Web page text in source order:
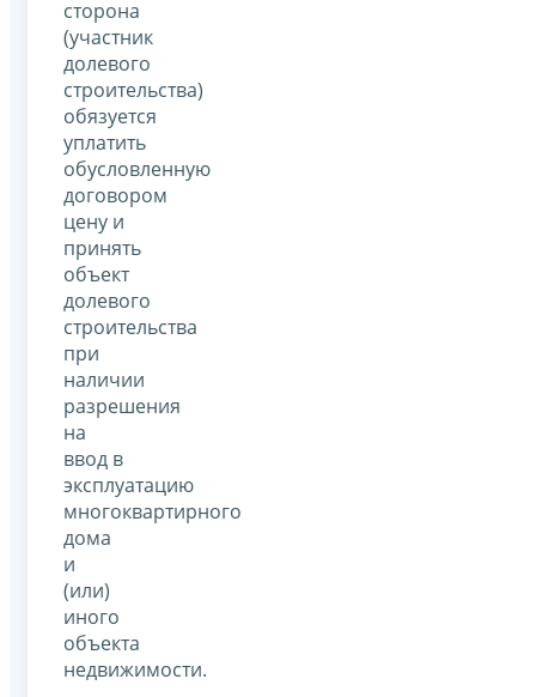
сторона
(участник
долевого
строительства)
обязуется
уплатить
обусловленную
договором
цену и
принять
объект
долевого
строительства
при
наличии
разрешения
на
ввод в
эксплуатацию
многоквартирного
дома
и
(или)
иного
объекта
недвижимости.